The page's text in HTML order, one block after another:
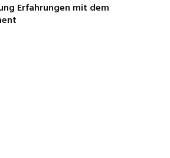
Erfahrungen mit dem